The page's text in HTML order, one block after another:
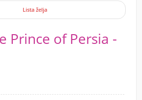
Lista želja
Prince of Persia -